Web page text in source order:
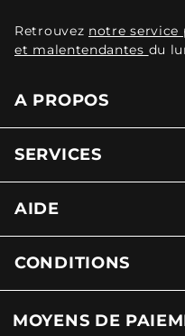
Retrouvez notre service
et malentendantes du
A PROPOS
SERVICES
AIDE
CONDITIONS
MOYENS DE